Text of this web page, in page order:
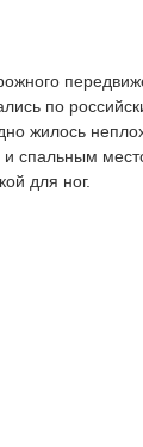
по
жилось
и спальным
для ног.